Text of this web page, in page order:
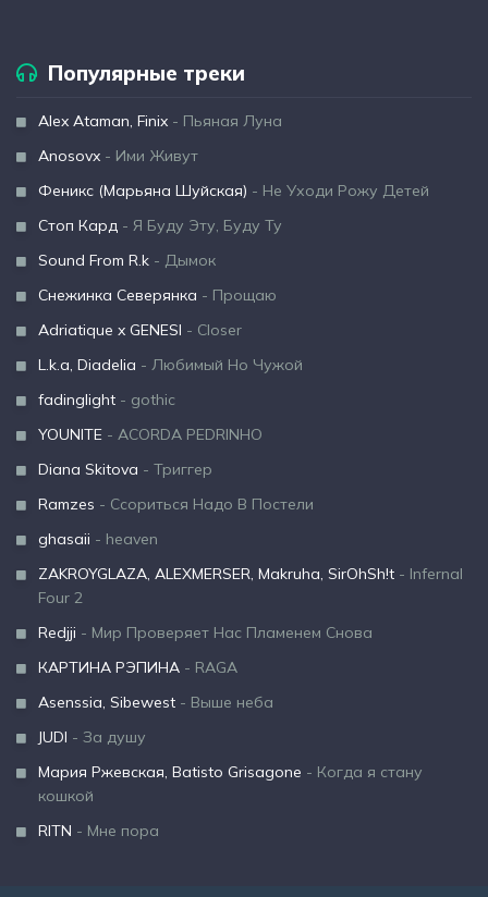
Популярные треки
Alex Ataman, Finix - Пьяная Луна
Anosovx - Ими Живут
Феникс (Марьяна Шуйская) - Не Уходи Рожу Детей
Стоп Кард - Я Буду Эту, Буду Ту
Sound From R.k - Дымок
Снежинка Северянка - Прощаю
Adriatique x GENESI - Closer
L.k.a, Diadelia - Любимый Но Чужой
fadinglight - gothic
YOUNITE - ACORDA PEDRINHO
Diana Skitova - Триггер
Ramzes - Ссориться Надо В Постели
ghasaii - heaven
ZAKROYGLAZA, ALEXMERSER, Makruha, SirOhSh!t - Infernal
Four 2
Redjji - Мир Проверяет Нас Пламенем Снова
КАРТИНА РЭПИНА - RAGA
Asenssia, Sibewest - Выше неба
JUDI - За душу
Мария Ржевская, Batisto Grisagone - Когда я стану
кошкой
RITN - Мне пора